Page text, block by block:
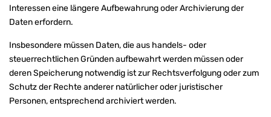
Interessen eine längere Aufbewahrung oder Archivierung der
Daten erfordern.
Insbesondere müssen Daten, die aus handels- oder
steuerrechtlichen Gründen aufbewahrt werden müssen oder
deren Speicherung notwendig ist zur Rechtsverfolgung oder zum
Schutz der Rechte anderer natürlicher oder juristischer
Personen, entsprechend archiviert werden.